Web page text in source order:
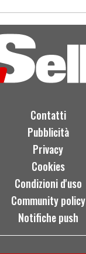
Contatti
Pubblicità
Privacy
Cookies
Condizioni d'uso
Community policy
Notifiche push